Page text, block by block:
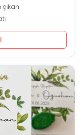
çıkan